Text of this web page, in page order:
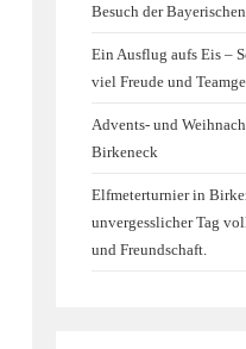
Besuch der
Ein Ausflug aufs Eis –
viel Freude und
Advents- und
Birkeneck
Elfmeterturnier in
unvergesslicher Tag
und Freundschaft.